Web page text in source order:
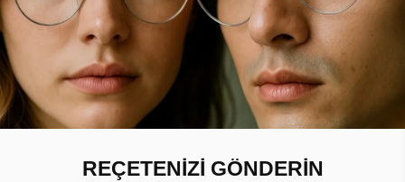
REÇETENİZİ GÖNDERİN